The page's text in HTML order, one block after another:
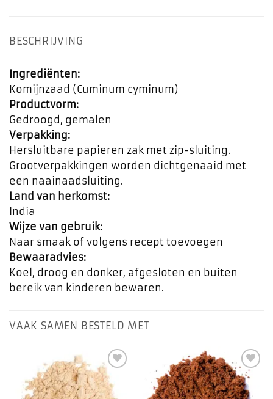
BESCHRIJVING
Ingrediënten:
Komijnzaad (Cuminum cyminum)
Productvorm:
Gedroogd, gemalen
Verpakking:
Hersluitbare papieren zak met zip-sluiting.
Grootverpakkingen worden dichtgenaaid met
een naainaadsluiting.
Land van herkomst:
India
Wijze van gebruik:
Naar smaak of volgens recept toevoegen
Bewaaradvies:
Koel, droog en donker, afgesloten en buiten
bereik van kinderen bewaren.
VAAK SAMEN BESTELD MET
Toevoegen
aan
favorieten
Toevoegen
aan
favorieten